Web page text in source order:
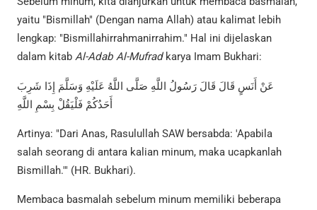
yaitu "Bismillah" (Dengan nama Allah) atau kalimat lebih
lengkap: "Bismillahirrahmanirrahim." Hal ini dijelaskan
dalam kitab Al-Adab Al-Mufradkarya Imam Bukhari:
عَنْ أَنَسٍ قَالَ قَالَ رَسُولُ اللَّهِ صَلَّى اللَّهُ عَلَيْهِ وَسَلَّمَ إِذَا شَرِبَ
أَحَدُكُمْ فَلْيَقُلْ بِسْمِ اللَّهِ
Artinya: "Dari Anas, Rasulullah SAW bersabda: 'Apabila
salah seorang di antara kalian minum, maka ucapkanlah
Bismillah.'" (HR. Bukhari).
Membaca basmalah sebelum minum memiliki beberapa